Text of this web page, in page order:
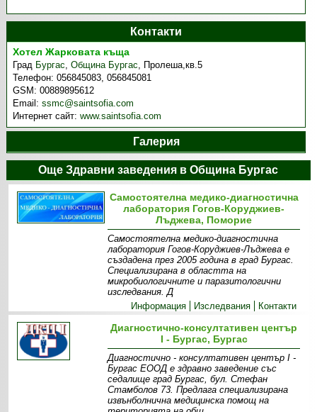
Контакти
Хотел Жарковата къща
Град Бургас ,Община Бургас
Пролеша,кв.5
Телефон:056845083, 056845081
GSM:00889895612
Email:ssmc@saintsofia.com
Интернет сайт:www.saintsofia.com
Галерия
Още Здравни заведения в Община Бургас
Самостоятелна медико-диагностична
лаборатория Гогов-Коруджиев-
Лъджева, Поморие
Самостоятелна медико-диагностична
лаборатория Гогов-Коруджиев-Лъджева е
създадена през 2005 година в град Бургас.
Специализирана в областта на
микробиологичните и паразитологични
изследвания. Д
Информация
Изследвания Контакти
Диагностично-консултативен център
I - Бургас, Бургас
Диагностично - консултативен център І -
Бургас ЕООД е здравно заведение със
седалище град Бургас, бул. Стефан
Стамболов 73. Предлага специализирана
извънболнична медицинска помощ на